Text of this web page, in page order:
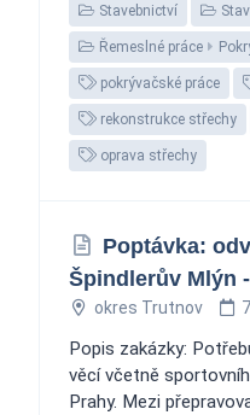
Stavebnictví
Řemeslné práce
pokrývačské práce
rekonstrukce střechy
oprava střechy
Poptávka:
Špindlerův Mlýn
okres Trutnov
Popis zakázky:
věcí včetně
Prahy. Mezi